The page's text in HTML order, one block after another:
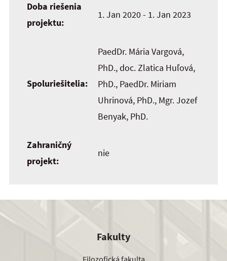
Doba riešenia
projektu:
1. Jan 2020 - 1. Jan 2023
Spoluriešitelia:
PaedDr. Mária Vargová,
PhD., doc. Zlatica Huľová,
PhD., PaedDr. Miriam
Uhrinová, PhD., Mgr. Jozef
Benyak, PhD.
Zahraničný
projekt:
nie
Fakulty
Filozofická fakulta